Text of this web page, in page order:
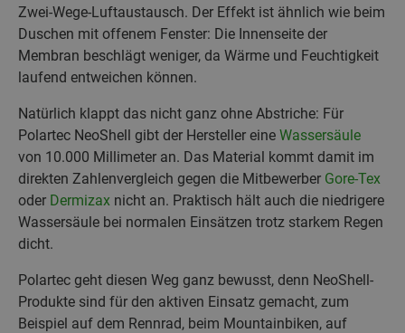
Zwei-Wege-Luftaustausch. Der Effekt ist ähnlich wie beim
Duschen mit offenem Fenster: Die Innenseite der
Membran beschlägt weniger, da Wärme und Feuchtigkeit
laufend entweichen können.
Natürlich klappt das nicht ganz ohne Abstriche: Für
Polartec NeoShell gibt der Hersteller eine Wassersäule
von 10.000 Millimeter an. Das Material kommt damit im
direkten Zahlenvergleich gegen die Mitbewerber Gore-Tex
oder Dermizax nicht an. Praktisch hält auch die niedrigere
Wassersäule bei normalen Einsätzen trotz starkem Regen
dicht.
Polartec geht diesen Weg ganz bewusst, denn NeoShell-
Produkte sind für den aktiven Einsatz gemacht, zum
Beispiel auf dem Rennrad, beim Mountainbiken, auf